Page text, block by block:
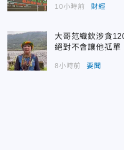
10小時前 財經
大哥范織欽涉貪
絕對不會讓他孤單
8小時前 要聞